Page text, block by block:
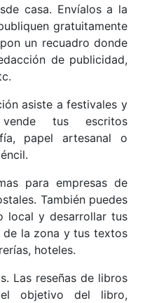
casa. Envíalos a la
gratuitamente
un recuadro donde
de publicidad,
asiste a festivales y
tus escritos
papel artesanal o
para empresas de
También puedes
local y desarrollar tus
la zona y tus textos
hoteles.
Las reseñas de libros
objetivo del libro,